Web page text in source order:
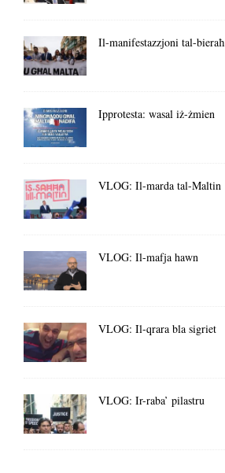
Il-manifestazzjoni tal-bieraħ
Ipprotesta: wasal iż-żmien
VLOG: Il-marda tal-Maltin
VLOG: Il-mafja hawn
VLOG: Il-qrara bla sigriet
VLOG: Ir-raba’ pilastru